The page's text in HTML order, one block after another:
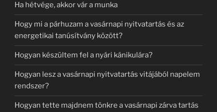
Ha hétvége, akkor vár a munka
Hogy mi a párhuzam a vasárnapi nyitvatartás és az
energetikai tanúsítvány között?
Hogyan készültem fel a nyári kánikulára?
Hogyan lesz a vasárnapi nyitvatartás vitájából napelem
rendszer?
Hogyan tette majdnem tönkre a vasárnapi zárva tartás